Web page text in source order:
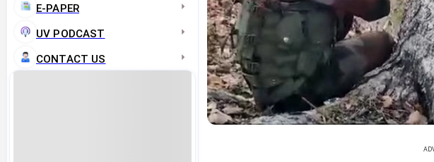
E-PAPER
UV PODCAST
CONTACT US